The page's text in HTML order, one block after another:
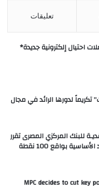
تعليقات
احتيال إلكترونية جديدة*
تكريماً لدورها الرائد في مجال
للبنك المركزي المصرى تقرر
خفض أسعار العائد الأساسية بواقع 100 نقطة
MPC decides to cut key